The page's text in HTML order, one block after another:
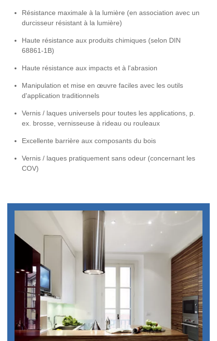
Résistance maximale à la lumière (en association avec un
durcisseur résistant à la lumière)
Haute résistance aux produits chimiques (selon DIN
68861-1B)
Haute résistance aux impacts et à l'abrasion
Manipulation et mise en œuvre faciles avec les outils
d'application traditionnels
Vernis / laques universels pour toutes les applications, p.
ex. brosse, vernisseuse à rideau ou rouleaux
Excellente barrière aux composants du bois
Vernis / laques pratiquement sans odeur (concernant les
COV)